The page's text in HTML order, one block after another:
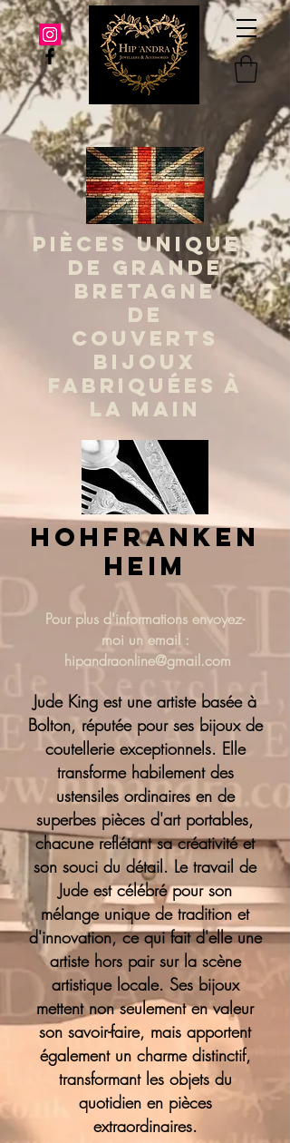
PIÈCES UNIQUES
DE GRANDE
BRETAGNE
DE
COUVERTS
BIJOUX
FABRIQUÉES À
LA MAIN
hohfranken
heim
Pour plus d'informations envoyez-
moi un email :
hipandraonline@gmail.com
Jude King est une artiste basée à
Bolton, réputée pour ses bijoux de
coutellerie exceptionnels. Elle
transforme habilement des
ustensiles ordinaires en de
superbes pièces d'art portables,
chacune reflétant sa créativité et
son souci du détail. Le travail de
Jude est célébré pour son
mélange unique de tradition et
d'innovation, ce qui fait d'elle une
artiste hors pair sur la scène
artistique locale. Ses bijoux
mettent non seulement en valeur
son savoir-faire, mais apportent
également un charme distinctif,
transformant les objets du
quotidien en pièces
extraordinaires.